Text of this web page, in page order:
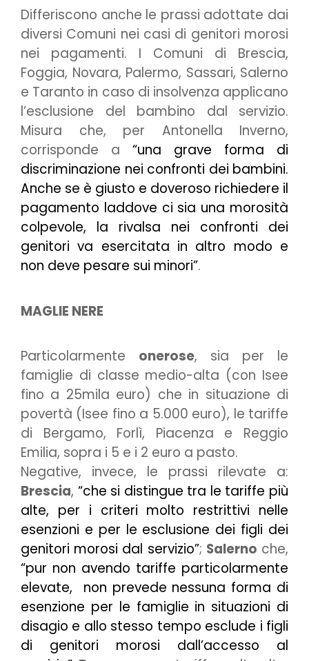
Differiscono anche le prassi adottate dai
diversi Comuni nei casi di genitori morosi
nei pagamenti. I Comuni di Brescia,
Foggia, Novara, Palermo, Sassari, Salerno
e Taranto in caso di insolvenza applicano
l’esclusione del bambino dal servizio.
Misura che, per Antonella Inverno,
corrisponde a “una grave forma di
discriminazione nei confronti dei bambini.
Anche se è giusto e doveroso richiedere il
pagamento laddove ci sia una morosità
colpevole, la rivalsa nei confronti dei
genitori va esercitata in altro modo e
non deve pesare sui minori”.
MAGLIE NERE
Particolarmente onerose, sia per le
famiglie di classe medio-alta (con Isee
fino a 25mila euro) che in situazione di
povertà (Isee fino a 5.000 euro), le tariffe
di Bergamo, Forlì, Piacenza e Reggio
Emilia, sopra i 5 e i 2 euro a pasto.
Negative, invece, le prassi rilevate a:
Brescia, “che si distingue tra le tariffe più
alte, per i criteri molto restrittivi nelle
esenzioni e per le esclusione dei figli dei
genitori morosi dal servizio”; Salerno che,
“pur non avendo tariffe particolarmente
elevate, non prevede nessuna forma di
esenzione per le famiglie in situazioni di
disagio e allo stesso tempo esclude i figli
di genitori morosi dall’accesso al